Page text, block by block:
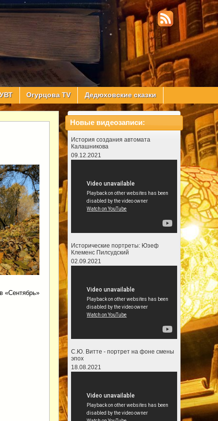
Огурцова TV Дедюховские сказки
«Сентябрь»
Новые видеозаписи:
История создания автомата
Калашникова
09.12.2021
Исторические портреты: Юзеф
Клеменс Пилсудский
02.09.2021
С.Ю. Витте - портрет на фоне смены
эпох
18.08.2021